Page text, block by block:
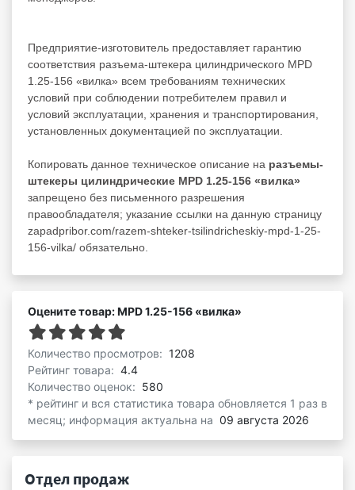
Предприятие-изготовитель предоставляет гарантию
соответствия разъема-штекера цилиндрического MPD
1.25-156 «вилка» всем требованиям технических
условий при соблюдении потребителем правил и
условий эксплуатации, хранения и транспортирования,
установленных документацией по эксплуатации.
Копировать данное техническое описание на разъемы-
штекеры цилиндрические MPD 1.25-156 «вилка»
запрещено без письменного разрешения
правообладателя; указание ссылки на данную страницу
zapadpribor.com/razem-shteker-tsilindricheskiy-mpd-1-25-
156-vilka/ обязательно.
Оцените товар: MPD 1.25-156 «вилка»
Количество просмотров: 1208
Рейтинг товара: 4.4
Количество оценок: 580
* рейтинг и вся статистика товара обновляется 1 раз в
месяц; информация актуальна на 09 августа 2026
Отдел продаж